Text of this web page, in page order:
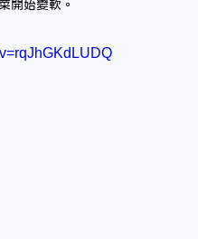
開始變軟。